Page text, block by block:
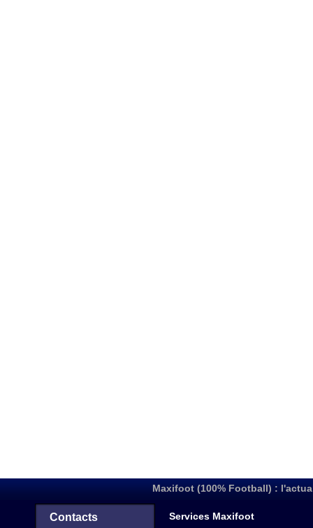
Maxifoot (100% Football) :
Contacts Services Maxifoot